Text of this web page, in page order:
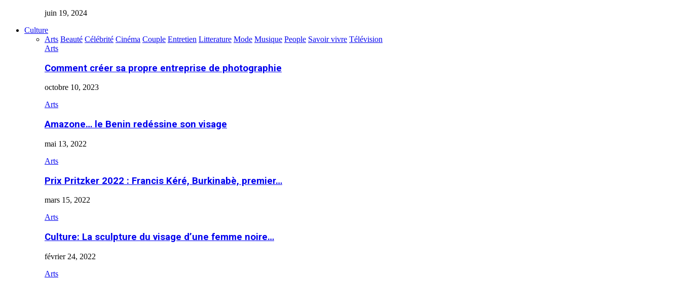
juin 19, 2024
Culture
Arts Beauté Célébrité Cinéma Couple Entretien Litterature Mode Musique People Savoir vivre Télévision
Arts
Comment créer sa propre entreprise de photographie
octobre 10, 2023
Arts
Amazone… le Benin redéssine son visage
mai 13, 2022
Arts
Prix Pritzker 2022 : Francis Kéré, Burkinabè, premier…
mars 15, 2022
Arts
Culture: La sculpture du visage d’une femme noire…
février 24, 2022
Arts